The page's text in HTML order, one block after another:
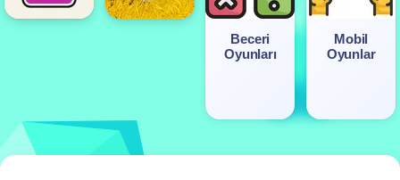
Beceri
Oyunları
Mobil
Oyunlar